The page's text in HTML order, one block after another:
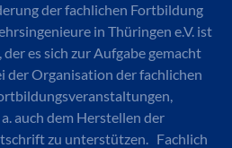
der fachlichen Fortbildung
in Thüringen e.V. ist
es sich zur Aufgabe gemacht
der Organisation der fachlichen
auch dem Herstellen der
zu unterstützen. Fachlich